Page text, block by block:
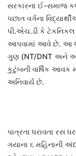
સરકારના ઈ-સમાજ
પછાત વર્ગના
પી.એચ.ડી કે ટેકનિકલ
આપવામાં આવે છે. આ
ગુણ (NT/DNT અને
કુટુંબની વાર્ષિક આવક
અનિવાર્ય છે.
પાત્રતા ધરાવતા રસ
ગયાના ૬ મહિનાની